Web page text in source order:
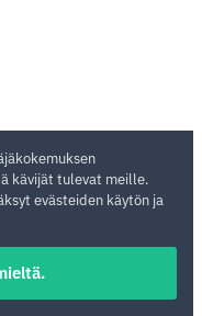
kävijät tulevat meille.
evästeiden käytön ja